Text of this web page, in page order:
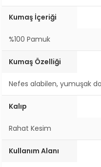
Kumaş İçeriği
%100 Pamuk
Kumaş Özelliği
Nefes alabilen, yumuşak
Kalıp
Rahat Kesim
Kullanım Alanı